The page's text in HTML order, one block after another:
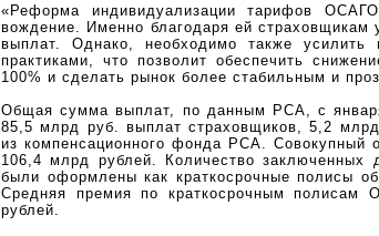
«Реформа индивидуализации тарифов
вождение. Именно благодаря ей
выплат. Однако, необходимо также
практиками, что позволит обеспечить
100% и сделать рынок более стабильным и
Общая сумма выплат, по данным РСА, с
85,5 млрд руб. выплат страховщиков, 5,2
из компенсационного фонда РСА. Совокупный
106,4 млрд рублей. Количество
были оформлены как краткосрочные полисы
Средняя премия по краткосрочным полисам
рублей.